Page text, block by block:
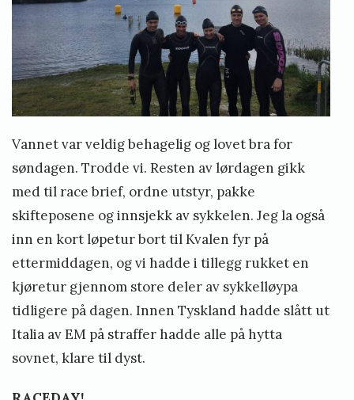
Vannet var veldig behagelig og lovet bra for
søndagen. Trodde vi. Resten av lørdagen gikk
med til race brief, ordne utstyr, pakke
skifteposene og innsjekk av sykkelen. Jeg la også
inn en kort løpetur bort til Kvalen fyr på
ettermiddagen, og vi hadde i tillegg rukket en
kjøretur gjennom store deler av sykkelløypa
tidligere på dagen. Innen Tyskland hadde slått ut
Italia av EM på straffer hadde alle på hytta
sovnet, klare til dyst.